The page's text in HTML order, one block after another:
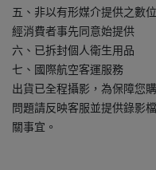
五、非以有形媒介提供之數
經消費者事先同意始提供
六、已拆封個人衛生用品
七、國際航空客運服務
出貨已全程攝影，為保障您
問題請反映客服並提供錄影
關事宜。